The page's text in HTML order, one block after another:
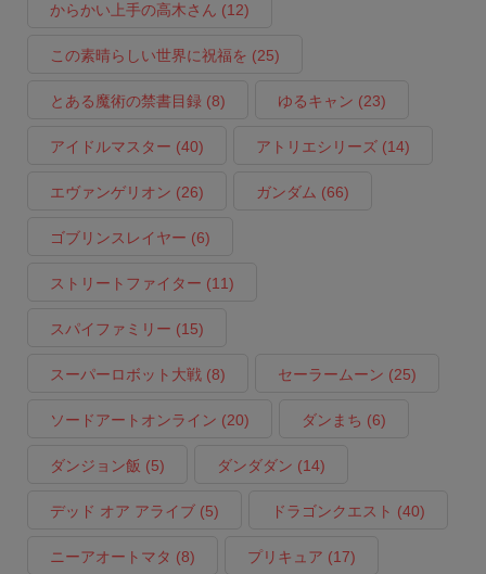
からかい上手の高木さん (12)
この素晴らしい世界に祝福を (25)
とある魔術の禁書目録 (8) ゆるキャン (23)
アイドルマスター (40) アトリエシリーズ(14)
エヴァンゲリオン (26) ガンダム (66)
ゴブリンスレイヤー (6)
ストリートファイター (11)
スパイファミリー (15)
スーパーロボット大戦(8) セーラームーン (25)
ソードアートオンライン (20) ダンまち (6)
ダンジョン飯 (5) ダンダダン (14)
デッド オア アライブ(5) ドラゴンクエスト (40)
ニーアオートマタ (8) プリキュア (17)